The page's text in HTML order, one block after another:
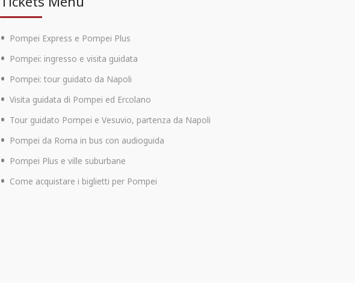
Pompei Express e Pompei Plus
Pompei: ingresso e visita guidata
Pompei: tour guidato da Napoli
Visita guidata di Pompei ed Ercolano
Tour guidato Pompei e Vesuvio, partenza da Napoli
Pompei da Roma in bus con audioguida
Pompei Plus e ville suburbane
Come acquistare i biglietti per Pompei